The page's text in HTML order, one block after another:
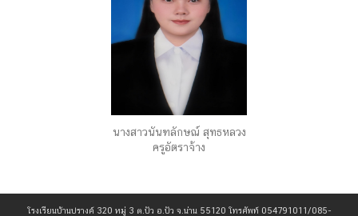
นางสาวนันฑลักษณ์ สุทธหลวง
ครูอัตราจ้าง
โรงเรียนบ้านปรางค์ 320 หมู่ 3 ต.ปัว อ.ปัว จ.น่าน 55120 โทรศัพท์ 054791011/085-